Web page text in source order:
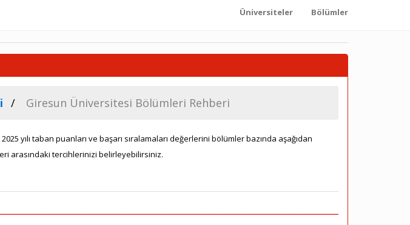
Üniversiteler Bölümler
Giresun Üniversitesi Bölümleri Rehberi
yılı taban puanları ve başarı sıralamaları değerlerini bölümler bazında aşağıdan
arasındaki tercihlerinizi belirleyebilirsiniz.